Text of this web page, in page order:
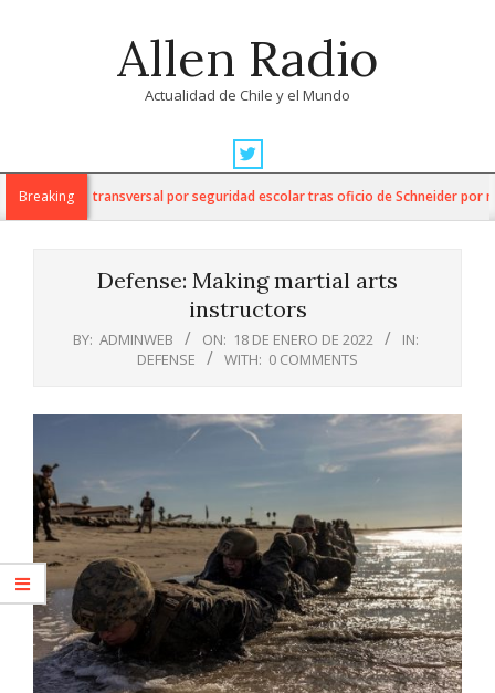
Allen Radio
Actualidad de Chile y el Mundo
Navigation
MenuBreaking
acuerdo transversal por seguridad escolar tras oficio de Schneider por
Defense: Making martial arts
instructors
BY: ADMINWEB ON: 18 DE ENERO DE 2022
IN:
DEFENSE
WITH: 0 COMMENTS